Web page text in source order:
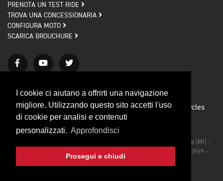
I cookie ci aiutano a offrirti una navigazione
migliore. Utilizzando questo sito accetti l'uso
di cookie per analisi e contenuti
personalizzati. Approfondisci
Prosegui e chiudi
PRENOTA UN TEST RIDE
TROVA UNA CONCESSIONARIA
CONFIGURA MOTO
SCARICA BROUCHURE
Privacy policy Cookie policy
© 2026 Triumph Motorcycles
Credits
Triumph Motorcycles Srl - Via Rodolfo Morandi, 27/bis 20090 Segrate (MI) -
Iscrizione al Registro delle Imprese di Milano C.F./P.IVA IT 03492990969 –